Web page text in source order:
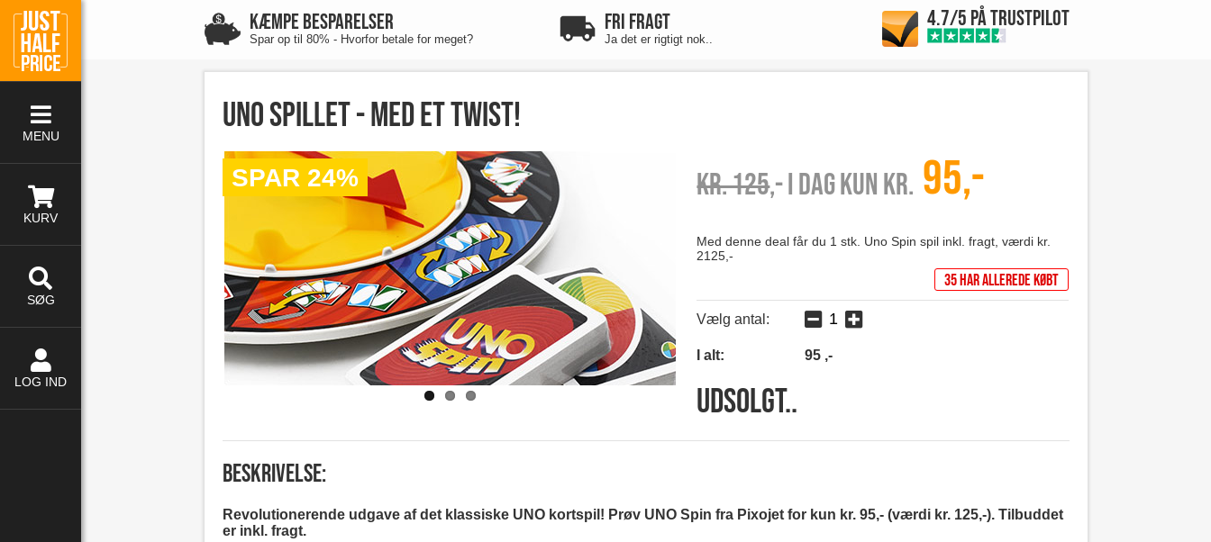
MENU
KURV
SØG
LOG IND
KÆMPE BESPARELSER
Spar op til 80% - Hvorfor betale for meget?
FRI FRAGT
Ja det er rigtigt nok..
4.7/5 PÅ TRUSTPILOT
Uno spillet - med et twist!
SPAR 24% Kr. 125,- I dag kun kr. 95,-
Med denne deal får du 1 stk. Uno Spin spil inkl. fragt, værdi kr.
2125,-
35 har allerede købt
Vælg antal:
I alt: 95 ,-
Udsolgt..
Beskrivelse:
Revolutionerende udgave af det klassiske UNO kortspil! Prøv UNO Spin fra Pixojet for kun kr. 95,- (værdi kr. 125,-). Tilbuddet
er inkl. fragt.